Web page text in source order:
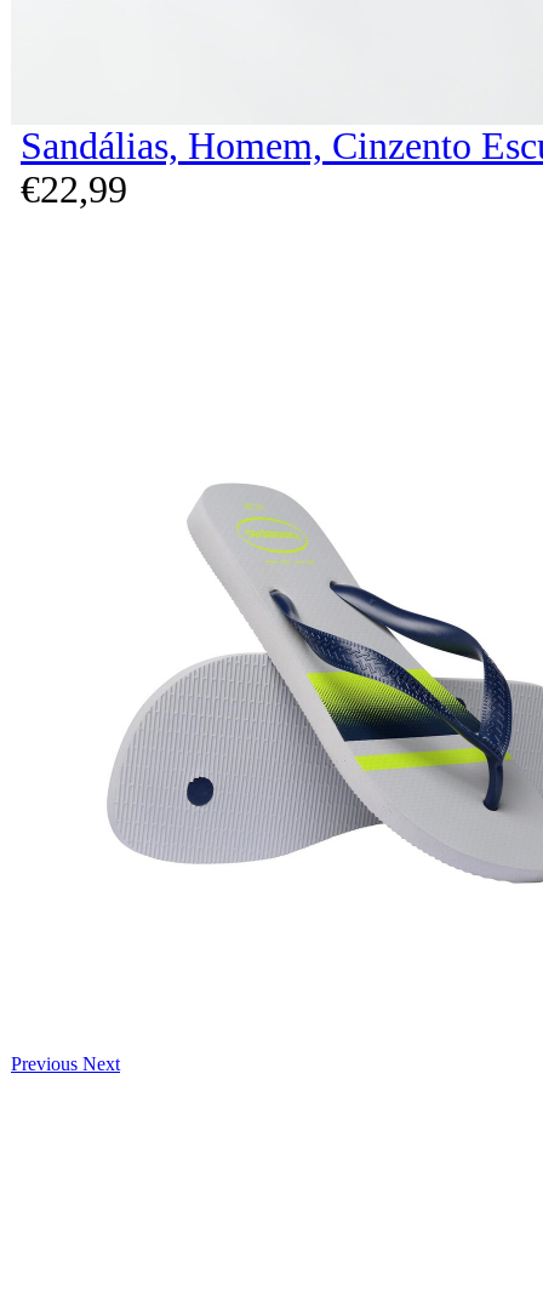
Sandálias, Homem, Cinzento
€22,99
Previous Next